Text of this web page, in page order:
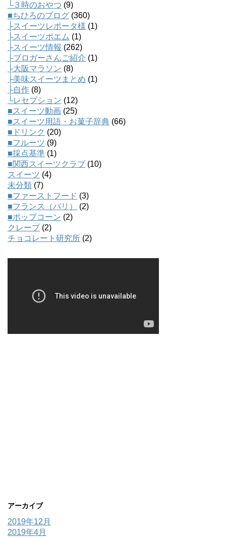
└３時のおやつ (9)
■ちひろのブログ (360)
├スイーツレポータ様 (1)
├スイーツポエム (1)
├スイーツ情報 (262)
├ブロガーさんご紹介 (1)
├大阪マラソン (8)
├美味スイーツまとめ (1)
├自作 (8)
└レセプション (12)
■スイーツ動画 (25)
■スイーツ用語・お菓子辞典 (66)
■ドリンク (20)
■フルーツ (9)
■採点基準 (1)
■関西スイーツクラブ (10)
スイーツ (4)
未分類 (7)
■ファーストフード (3)
■フランス（パリ）
(2)
■ポップコーン (2)
クレープ(2)
チョコレート研究所 (2)
アーカイブ
2019年12月
2019年4月